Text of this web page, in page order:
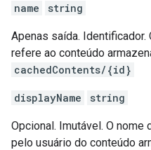
name string
Apenas saída.
refere ao conteúdo
cachedContents/{id}
displayName string
Opcional. Imutável. O
pelo usuário do conteúdo